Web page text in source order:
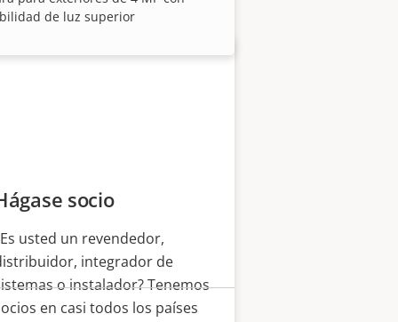
de luz superior
socio
usted un revendedor,
integrador de
o instalador? Tenemos
en casi todos los países